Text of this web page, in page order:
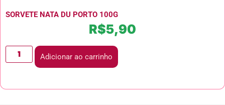
SORVETE NATA DU PORTO 100G
R$5,90
Adicionar ao carrinho